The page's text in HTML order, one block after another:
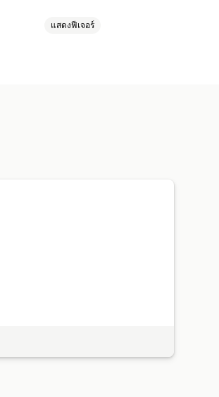
แสดงฟีเจอร์